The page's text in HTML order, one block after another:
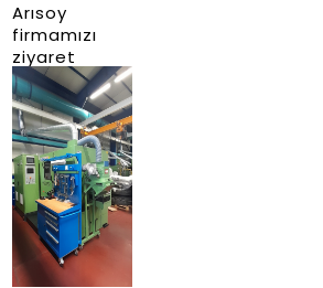
Arısoy
firmamızı
ziyaret
etmişlerdir.
Haber
Detay